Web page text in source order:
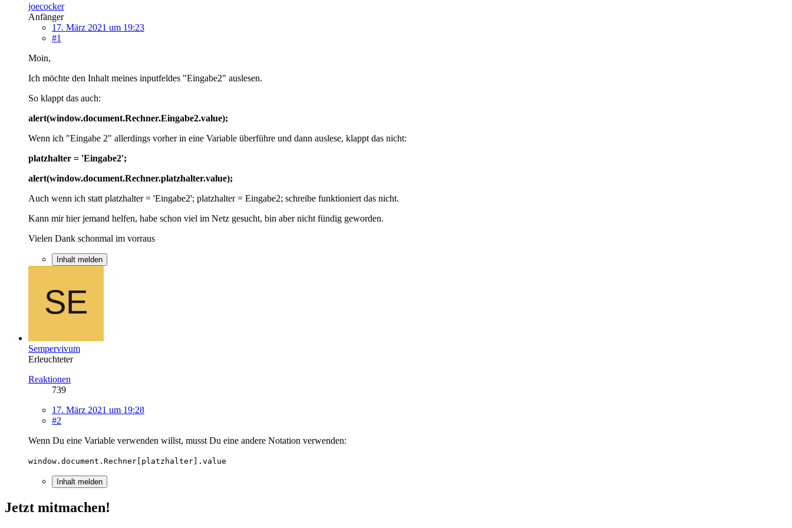
joecocker
Anfänger
17. März 2021 um 19:23
#1
Moin,
Ich möchte den Inhalt meines inputfeldes "Eingabe2" auslesen.
So klappt das auch:
alert(window.document.Rechner.Eingabe2.value);
Wenn ich "Eingabe 2" allerdings vorher in eine Variable überführe und dann auslese, klappt das nicht:
platzhalter = 'Eingabe2';
alert(window.document.Rechner.platzhalter.value);
Auch wenn ich statt platzhalter = 'Eingabe2'; platzhalter = Eingabe2; schreibe funktioniert das nicht.
Kann mir hier jemand helfen, habe schon viel im Netz gesucht, bin aber nicht fündig geworden.
Vielen Dank schonmal im vorraus
Inhalt melden
Sempervivum
Erleuchteter
Reaktionen
739
17. März 2021 um 19:28
#2
Wenn Du eine Variable verwenden willst, musst Du eine andere Notation verwenden:
window.document.Rechner[platzhalter].value
Inhalt melden
Jetzt mitmachen!